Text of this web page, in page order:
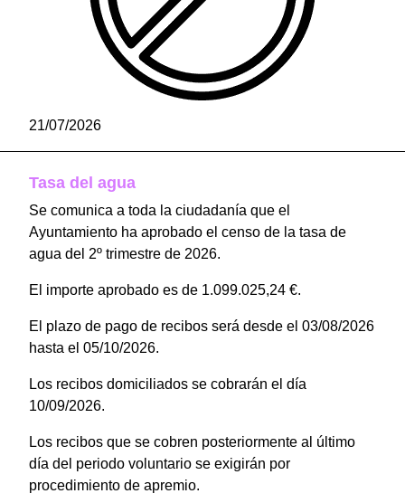
21/07/2026
Tasa del agua
Se comunica a toda la ciudadanía que el
Ayuntamiento ha aprobado el censo de la tasa de
agua del 2º trimestre de 2026.
El importe aprobado es de 1.099.025,24 €.
El plazo de pago de recibos será desde el 03/08/2026
hasta el 05/10/2026.
Los recibos domiciliados se cobrarán el día
10/09/2026.
Los recibos que se cobren posteriormente al último
día del periodo voluntario se exigirán por
procedimiento de apremio.